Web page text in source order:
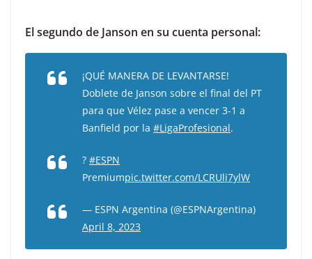
El segundo de Janson en su cuenta personal:
¡QUÉ MANERA DE LEVANTARSE!
Doblete de Janson sobre el final del PT
para que Vélez pase a vencer 3-1 a
Banfield por la #LigaProfesional.
? #ESPN
Premiumpic.twitter.com/LCRUli7ylW
— ESPN Argentina (@ESPNArgentina)
April 8, 2023